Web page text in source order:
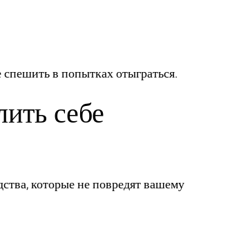
в попытках отыграться.
себе
которые не повредят вашему